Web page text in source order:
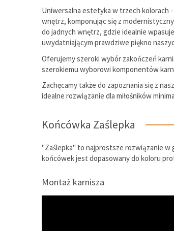
Uniwersalna estetyka w trzech kolorach
wnętrz, komponując się z
do jadnych wnętrz, gdzie idealnie
uwydatniającym prawdziwe piękno
Oferujemy szeroki wybór zakończeń
szerokiemu wyborowi komponentów
Zachęcamy także do zapoznania się z
idealne rozwiązanie dla miłośników
Końcówka Zaślepka
"Zaślepka" to najprostsze rozwiązanie w
końcówek jest dopasowany do koloru
Montaż karnisza